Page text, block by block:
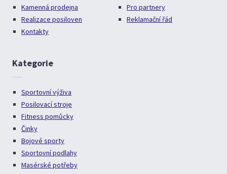
Kamenná prodejna
Realizace posiloven
Kontakty
Pro partnery
Reklamační řád
Kategorie
Sportovní výživa
Posilovací stroje
Fitness pomůcky
Činky
Bojové sporty
Sportovní podlahy
Masérské potřeby